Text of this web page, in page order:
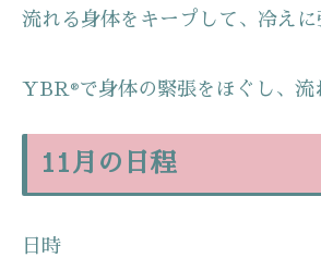
流れる身体をキープして、冷え
YBR ® で身体の緊張をほぐし、
11月の日程
日時